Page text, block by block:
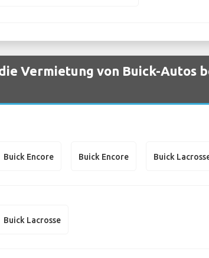
Vermietung von Buick-Autos
Buick Encore Buick Encore Buick
Buick Lacrosse